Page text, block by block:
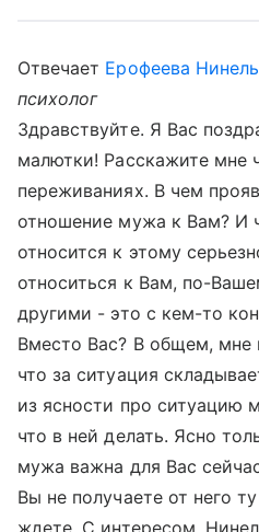
Отвечает Ерофеева
психолог
Здравствуйте. Я Вас
малютки! Расскажите мне
переживаниях. В чем
отношение мужа к Вам? И
относится к этому
относиться к Вам, по-
другими - это с кем-то
Вместо Вас? В общем, мне
что за ситуация
из ясности про ситуацию
что в ней делать. Ясно
мужа важна для Вас
Вы не получаете от него
ждете. С интересом.